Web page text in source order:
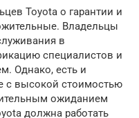
Toyota о гарантии и
Владельцы
в
специалистов и
Однако, есть и
с высокой стоимостью
ожиданием
должна работать